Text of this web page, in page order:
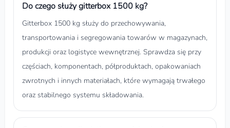
Do czego służy gitterbox 1500 kg?
Gitterbox 1500 kg służy do przechowywania,
transportowania i segregowania towarów w magazynach,
produkcji oraz logistyce wewnętrznej. Sprawdza się przy
częściach, komponentach, półproduktach, opakowaniach
zwrotnych i innych materiałach, które wymagają trwałego
oraz stabilnego systemu składowania.